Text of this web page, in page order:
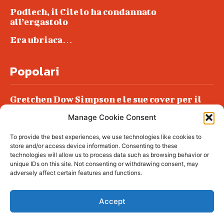
Manage Cookie Consent
To provide the best experiences, we use technologies like cookies to
store and/or access device information. Consenting to these
technologies will allow us to process data such as browsing behavior or
unique IDs on this site. Not consenting or withdrawing consent, may
adversely affect certain features and functions.
Accept
Podlech, il Cile lo ha condannato
all’ergastolo
Era ubriaca…
Popolari
Gretchen Dow Simpson e le sue cover per il
Podlech, il Cile lo ha condannato
all’ergastolo
Era ubriaca…